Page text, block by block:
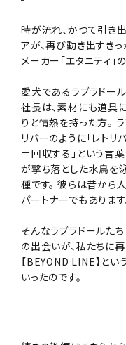
時が流れ、かつて引き
アが、再び動き出すき
メーカー「エタニティ
愛犬であるラブラドー
社長は、素材にも道具
りと情熱を持った方。
リバーのように「レトリ
＝回収する」という言
が撃ち落とした水鳥を
種です。 彼らは昔から
パートナーでもあります
そんなラブラドールた
の出会いが、私たちに
【BEYOND LINE】と
いったのです。